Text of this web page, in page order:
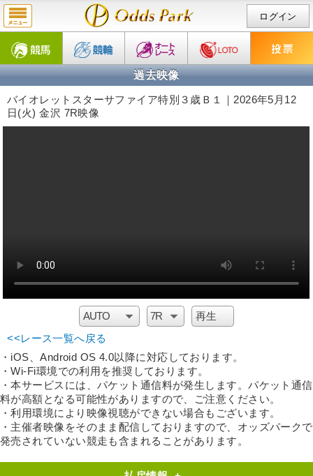
ログイン
過去映像
バイオレットスターサファイア特別３歳Ｂ１｜2026年5月12
日(火) 金沢 7R映像
<<レース一覧へ戻る
・iOS、Android OS 4.0以降に対応しております。
・Wi-Fi環境での利用を推奨しております。
・本サービスには、パケット通信料が発生します。パケット通信
料が高額となる可能性がありますので、ご注意ください。
・利用環境により映像視聴ができない場合もございます。
・主催者映像をそのまま配信しておりますので、オッズパークで
発売されていない競走も含まれることがあります。